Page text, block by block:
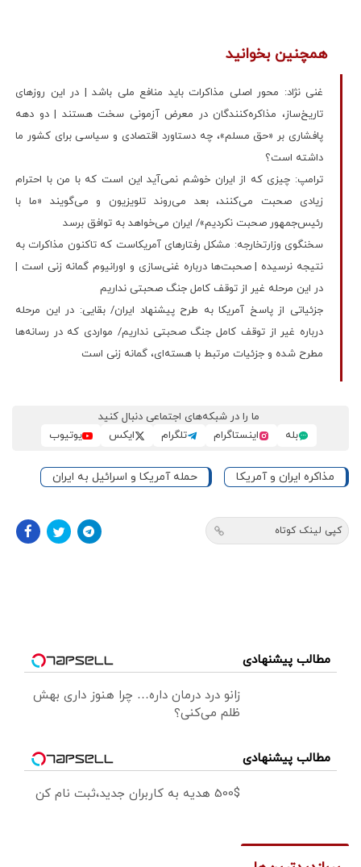
همچنین بخوانید
غنی نژاد: محور اصلی مذاکرات باید منافع ملی باشد | در این روزهای
تاریخ‌ساز، مذاکره‌کنندگان در معرض آزمونی سخت هستند | دو دهه
پافشاری بر «حق مسلم»، چه دستاورد اقتصادی و سیاسی برای کشور ما
داشته است؟
ترامپ: چیزی که از ایران خوشم نمی‌آید این است که با من با احترام
زیادی صحبت می‌کنند، بعد می‌روند تلویزیون و می‌گویند «ما با
رئیس‌جمهور صحبت نکردیم»/ ایران می‌خواهد به توافق برسد
سخنگوی وزارتخارجه: مشکل رفتارهای آمریکاست که تاکنون مذاکرات به
نتیجه نرسیده | صحبت‌ها درباره غنی‌سازی و اورانیوم گمانه زنی است |
در این مرحله غیر از توقف کامل جنگ صحبتی نداریم
جزئیاتی از پاسخ آمریکا به طرح پیشنهاد ایران/ بقایی: در این مرحله
درباره غیر از توقف کامل جنگ صحبتی نداریم/ مواردی که در رسانه‌ها
مطرح شده و جزئیات مرتبط با هسته‌ای، گمانه زنی است
ما را در شبکه‌های اجتماعی دنبال کنید
بله
اینستاگرام تلگرام ایکس یوتیوب
مذاکره ایران و آمریکا حمله آمریکا و اسرائیل به ایران
کپی لینک کوتاه
مطالب پیشنهادی
زانو درد درمان داره… چرا هنوز داری بهش
ظلم می‌کنی؟
مطالب پیشنهادی
500$ هدیه به کاربران جدید،ثبت نام کن